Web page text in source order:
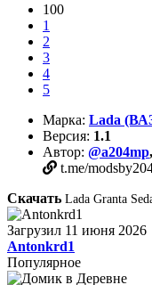
100
1
2
3
4
5
Марка: Lada
Версия: 1.1
Автор: @a204mp,
t.me/
Скачать Lada Granta
Загрузил 11 июня 2026
Antonkrd1
Популярное